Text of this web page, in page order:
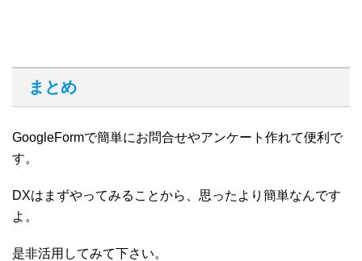
まとめ
GoogleFormで簡単にお問合せやアンケート作れて便利で
す。
DXはまずやってみることから、思ったより簡単なんです
よ。
是非活用してみて下さい。